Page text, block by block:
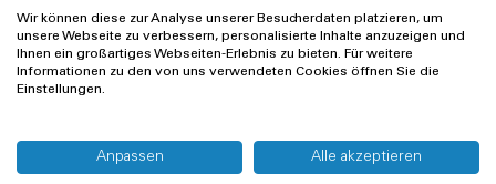
Lieferzeit 1-3 Werktage
Mehr als 10 Stück an Lager
Inhalt:1 Flasche à 300 Milliliter
Wir können diese zur Analyse unserer Besucherdaten platzieren, um
unsere Webseite zu verbessern, personalisierte Inhalte anzuzeigen und
Ihnen ein großartiges Webseiten-Erlebnis zu bieten. Für weitere
Informationen zu den von uns verwendeten Cookies öffnen Sie die
Einstellungen.
Anpassen Alle akzeptieren